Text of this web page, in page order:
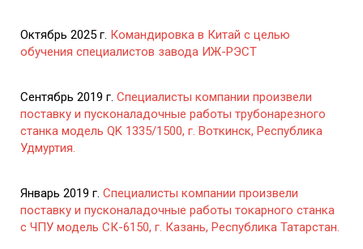
Октябрь 2025 г. Командировка в Китай с целью
обучения специалистов завода ИЖ-РЭСТ
Сентябрь 2019 г. Специалисты компании произвели
поставку и пусконаладочные работы трубонарезного
станка модель QK 1335/1500, г. Воткинск, Республика
Удмуртия.
Январь 2019 г. Специалисты компании произвели
поставку и пусконаладочные работы токарного станка
с ЧПУ модель СК-6150, г. Казань, Республика Татарстан.